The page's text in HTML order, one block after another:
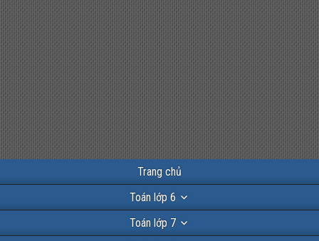
Trang chủ
Toán lớp 6
Toán lớp 7